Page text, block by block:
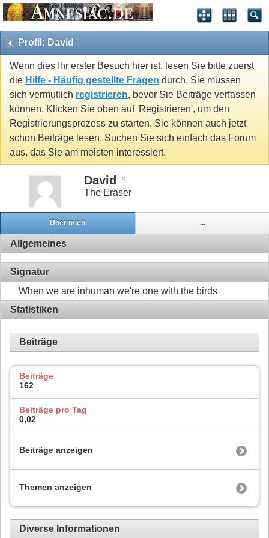
Profil: David
Wenn dies Ihr erster Besuch hier ist, lesen Sie bitte zuerst
die Hilfe - Häufig gestellte Fragen durch. Sie müssen
sich vermutlich registrieren, bevor Sie Beiträge verfassen
können. Klicken Sie oben auf 'Registrieren', um den
Registrierungsprozess zu starten. Sie können auch jetzt
schon Beiträge lesen. Suchen Sie sich einfach das Forum
aus, das Sie am meisten interessiert.
David
The Eraser
Über mich ...
Allgemeines
Signatur
When we are inhuman we're one with the birds
Statistiken
Beiträge
Beiträge
162
Beiträge pro Tag
0,02
Beiträge anzeigen
Themen anzeigen
Diverse Informationen